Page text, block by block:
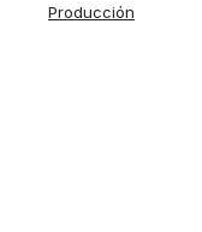
Producción